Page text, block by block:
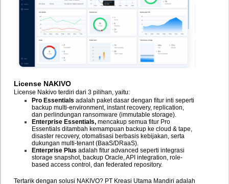
License NAKIVO
License Nakivo terdiri dari 3 pilihan, yaitu:
Pro Essentials adalah paket dasar dengan fitur inti seperti
backup multi-environment, instant recovery, replication,
dan perlindungan ransomware (immutable storage).
Enterprise Essentials, mencakup semua fitur Pro
Essentials ditambah kemampuan backup ke cloud & tape,
disaster recovery, otomatisasi berbasis kebijakan, serta
dukungan multi-tenant (BaaS/DRaaS).
Enterprise Plus adalah fitur advanced seperti integrasi
storage snapshot, backup Oracle, API integration, role-
based access control, dan federated repository.
Tertarik dengan solusi NAKIVO? PT Kreasi Utama Mandiri adalah